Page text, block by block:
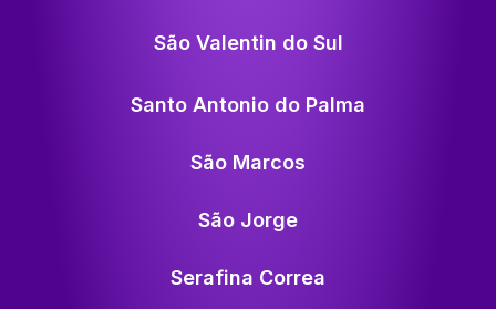
São Valentin do Sul
Santo Antonio do Palma
São Marcos
São Jorge
Serafina Correa